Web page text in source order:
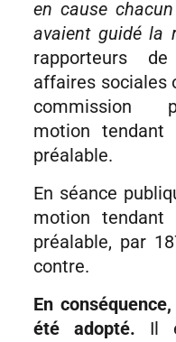
en cause
avaient guidé la
rapporteurs
affaires sociales
commission
motion
préalable.
En séance
motion
préalable, par
contre.
En
été adopté. Il